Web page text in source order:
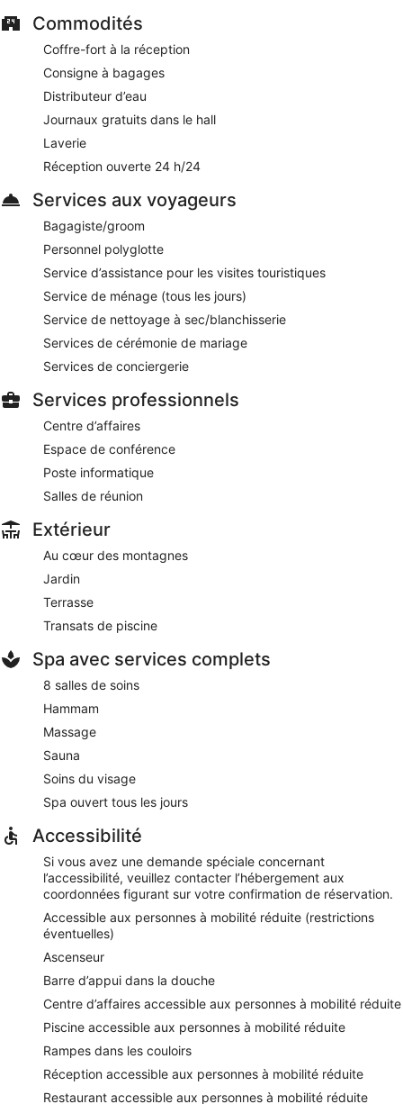
les jours.
La Palmera- Ce restaurant en bord de piscine propose des
déjeuner. Ouvert tous les jours.
italienne et sert le déjeuner et le dîner. Réservation
obligatoire. Ouvert tous les jours.
Sunset Bar- bar sur le toit sur place. Ouvert tous les jours.
Un service d'étage (horaires limités) est disponible.
Commodités
Coffre-fort à la réception
Consigne à bagages
Distributeur d’eau
Journaux gratuits dans le hall
Laverie
Réception ouverte 24 h/24
Services aux voyageurs
Bagagiste/groom
Personnel polyglotte
Service d’assistance pour les visites touristiques
Service de ménage (tous les jours)
Service de nettoyage à sec/blanchisserie
Services de cérémonie de mariage
Services de conciergerie
Services professionnels
Centre d’affaires
Espace de conférence
Poste informatique
Salles de réunion
Extérieur
Au cœur des montagnes
Jardin
Terrasse
Transats de piscine
Spa avec services complets
8 salles de soins
Hammam
Massage
Sauna
Soins du visage
Spa ouvert tous les jours
Accessibilité
Si vous avez une demande spéciale concernant
l’accessibilité, veuillez contacter l’hébergement aux
coordonnées figurant sur votre confirmation de réservation.
Accessible aux personnes à mobilité réduite (restrictions
éventuelles)
Ascenseur
Barre d’appui dans la douche
Centre d’affaires accessible aux personnes à mobilité réduite
Piscine accessible aux personnes à mobilité réduite
Rampes dans les couloirs
Réception accessible aux personnes à mobilité réduite
Restaurant accessible aux personnes à mobilité réduite